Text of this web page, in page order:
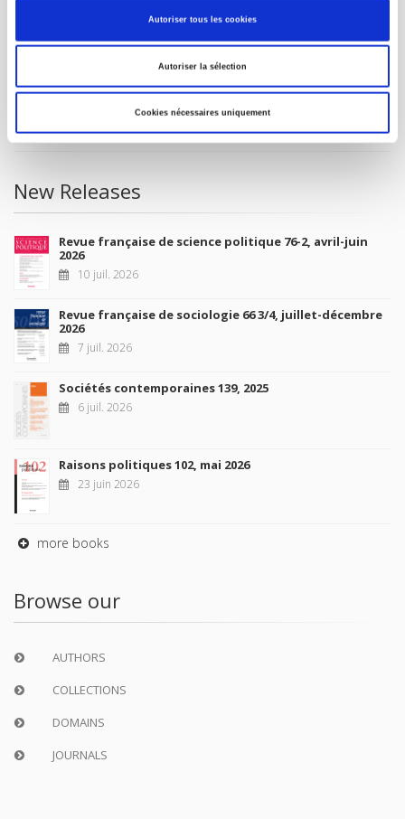
Autoriser tous les cookies
Autoriser la sélection
Cookies nécessaires uniquement
Future Releases
La France et l'Union européenne
4 sept. 2026
New Releases
Revue française de science politique 76-2, avril-juin
2026
10 juil. 2026
Revue française de sociologie 66 3/4, juillet-décembre
2026
7 juil. 2026
Sociétés contemporaines 139, 2025
6 juil. 2026
Raisons politiques 102, mai 2026
23 juin 2026
more books
Browse our
AUTHORS
COLLECTIONS
DOMAINS
JOURNALS